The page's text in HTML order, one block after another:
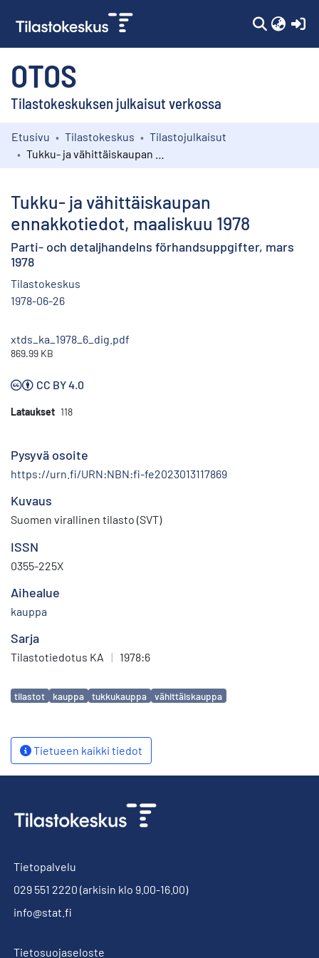
OTOS
Tilastokeskuksen julkaisut verkossa
Kokoelmat
Etusivu Tilastokeskus
Tilastojulkaisut
Tukku- ja vähittäiskaupan
ennakkotiedot, maaliskuu 1978
Parti- och detaljhandelns förhandsuppgifter, mars
1978
Tilastokeskus
1978-06-26
xtds_ka_1978_6_dig.pdf
869.99 KB
CC BY 4.0
Lataukset 118
Pysyvä osoite
https://urn.fi/URN:NBN:fi-fe2023013117869
Kuvaus
Suomen virallinen tilasto (SVT)
ISSN
0355-225X
Aihealue
kauppa
Sarja
Tilastotiedotus KA | 1978:6
Avainsanat
tilastot kauppa tukkukauppa vähittäiskauppa
Tietueen kaikki tiedot
Tietopalvelu
029 551 2220 (arkisin klo 9.00-16.00)
info@stat.fi
Tietosuojaseloste